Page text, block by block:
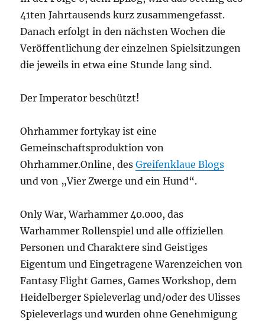
41ten Jahrtausends kurz zusammengefasst.
Danach erfolgt in den nächsten Wochen die
Veröffentlichung der einzelnen Spielsitzungen
die jeweils in etwa eine Stunde lang sind.
Der Imperator beschützt!
Ohrhammer fortykay ist eine
Gemeinschaftsproduktion von
Ohrhammer.Online, desGreifenklaue Blogs
und von „Vier Zwerge und ein Hund“.
Only War, Warhammer 40.000, das
Warhammer Rollenspiel und alle offiziellen
Personen und Charaktere sind Geistiges
Eigentum und Eingetragene Warenzeichen von
Fantasy Flight Games, Games Workshop, dem
Heidelberger Spieleverlag und/oder des Ulisses
Spieleverlags und wurden ohne Genehmigung